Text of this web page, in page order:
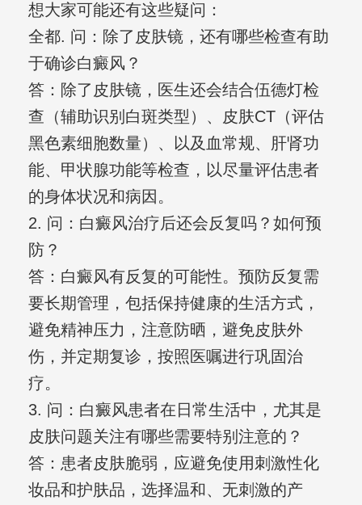
想大家可能还有这些疑问：
全都. 问：除了皮肤镜，还有哪些检查有助
于确诊白癜风？
答：除了皮肤镜，医生还会结合伍德灯检
查（辅助识别白斑类型）、皮肤CT（评估
黑色素细胞数量）、以及血常规、肝肾功
能、甲状腺功能等检查，以尽量评估患者
的身体状况和病因。
2. 问：白癜风治疗后还会反复吗？如何预
防？
答：白癜风有反复的可能性。预防反复需
要长期管理，包括保持健康的生活方式，
避免精神压力，注意防晒，避免皮肤外
伤，并定期复诊，按照医嘱进行巩固治
疗。
3. 问：白癜风患者在日常生活中，尤其是
皮肤问题关注有哪些需要特别注意的？
答：患者皮肤脆弱，应避免使用刺激性化
妆品和护肤品，选择温和、无刺激的产